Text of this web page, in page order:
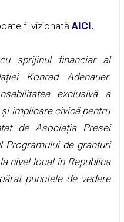
fi vizionată AICI.
sprijinul financiar al
Konrad Adenauer.
exclusivă a
implicare civică pentru
de Asociația Presei
Programului de granturi
nivel local în Republica
punctele de vedere